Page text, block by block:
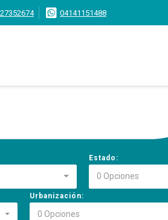
04141151488
Estado:
0 Opciones
Urbanización:
0 Opciones